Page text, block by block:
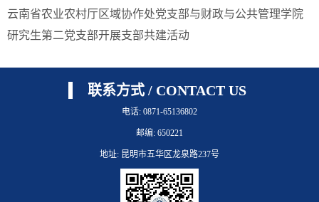
云南省农业农村厅区域协作处党支部与财政与公共管理学院
研究生第二党支部开展支部共建活动
联系方式 / CONTACT US
电话: 0871-65136802
邮编: 650221
地址: 昆明市五华区龙泉路237号